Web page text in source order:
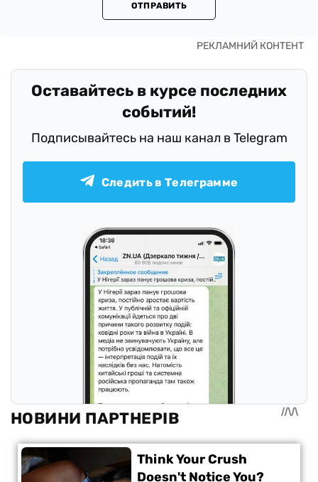
ОТПРАВИТЬ
Оставайтесь в курсе последних
событий!
Подписывайтесь на наш канал в Telegram
Следить в Телеграмме